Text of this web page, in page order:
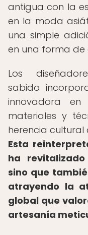
antigua con la
en la moda
una simple
en una forma
Los
sabido
innovadora en
materiales y
herencia cultural
Esta
ha
sino que
atrayendo la
global que
artesanía